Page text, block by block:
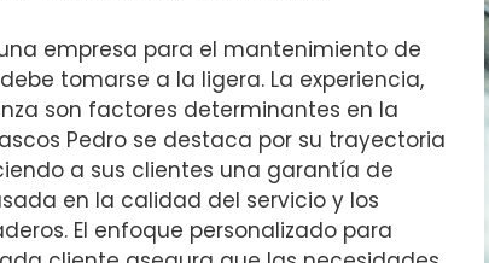
empresa para el mantenimiento de
tomarse a la ligera. La experiencia,
son factores determinantes en la
Pedro se destaca por su trayectoria
a sus clientes una garantía de
en la calidad del servicio y los
El enfoque personalizado para